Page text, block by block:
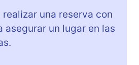
una reserva con
asegurar un lugar en las